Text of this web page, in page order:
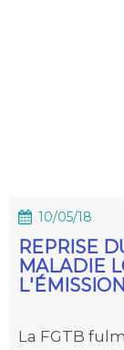
10/05/18
REPRISE
MALADIE
La FGTB